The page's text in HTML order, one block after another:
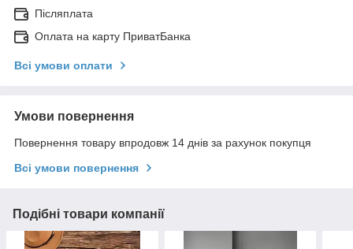
Післяплата
Оплата на карту ПриватБанка
Всі умови оплати
Умови повернення
Повернення товару впродовж 14 днів за рахунок покупця
Всі умови повернення
Подібні товари компанії